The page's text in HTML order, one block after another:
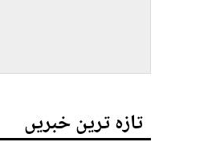
تازہ ترین خبریں